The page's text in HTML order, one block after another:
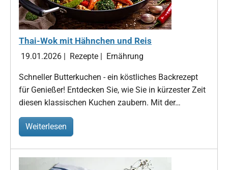
Thai-Wok mit Hähnchen und Reis
19.01.2026 | Rezepte | Ernährung
Schneller Butterkuchen - ein köstliches Backrezept
für Genießer! Entdecken Sie, wie Sie in kürzester Zeit
diesen klassischen Kuchen zaubern. Mit der…
Weiterlesen